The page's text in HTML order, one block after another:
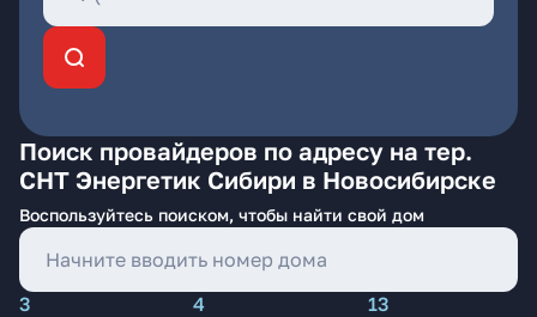
Поиск провайдеров по адресу на тер.
СНТ Энергетик Сибири в Новосибирске
Воспользуйтесь поиском, чтобы найти свой дом
3 4
13